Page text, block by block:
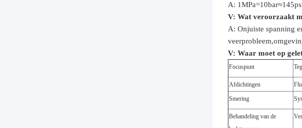
A:
V: Wat veroorzaakt
A: Onjuiste spanning
veerprobleem,
V: Waar moet op
Focuspunt
Afdichtingen
Smering
Behandeling van de